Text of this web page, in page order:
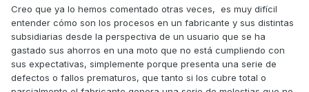
que es una pieza de desgaste , pero aquí ya ven el
problema Que tienen , te lo cambian sin rechistar y luego a
pagar
Resumiendo, que una pieza de desgaste la cambian con
10.000 20.000 o 30.000km en garantía porque entienden y
es lógico k no es un desgaste normar , pero luego se te
Creo que ya lo hemos comentado otras veces, es muy difícil
entender cómo son los procesos en un fabricante y sus distintas
subsidiarias desde la perspectiva de un usuario que se ha
gastado sus ahorros en una moto que no está cumpliendo con
sus expectativas, simplemente porque presenta una serie de
defectos o fallos prematuros, que tanto si los cubre total o